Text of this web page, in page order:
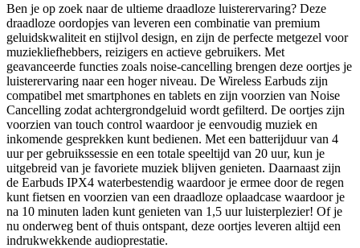
Ben je op zoek naar de ultieme draadloze luisterervaring? Deze
draadloze oordopjes van leveren een combinatie van premium
geluidskwaliteit en stijlvol design, en zijn de perfecte metgezel voor
muziekliefhebbers, reizigers en actieve gebruikers. Met
geavanceerde functies zoals noise-cancelling brengen deze oortjes je
luisterervaring naar een hoger niveau. De Wireless Earbuds zijn
compatibel met smartphones en tablets en zijn voorzien van Noise
Cancelling zodat achtergrondgeluid wordt gefilterd. De oortjes zijn
voorzien van touch control waardoor je eenvoudig muziek en
inkomende gesprekken kunt bedienen. Met een batterijduur van 4
uur per gebruikssessie en een totale speeltijd van 20 uur, kun je
uitgebreid van je favoriete muziek blijven genieten. Daarnaast zijn
de Earbuds IPX4 waterbestendig waardoor je ermee door de regen
kunt fietsen en voorzien van een draadloze oplaadcase waardoor je
na 10 minuten laden kunt genieten van 1,5 uur luisterplezier! Of je
nu onderweg bent of thuis ontspant, deze oortjes leveren altijd een
indrukwekkende audioprestatie.